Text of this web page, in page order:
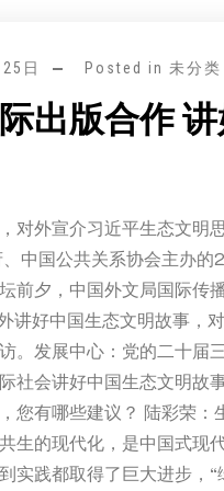
日 Posted in 未分类
出版合作
对外宣介习近平生态文明
中国公共关系协会主办
前夕，中国外文局国际传
讲好中国生态文明故事，
。发展中心：党的二十届
社会讲好中国生态文明故
您有哪些建议？ 陆彩荣：
生的现代化，是中国式现
实践都取得了巨大进步，